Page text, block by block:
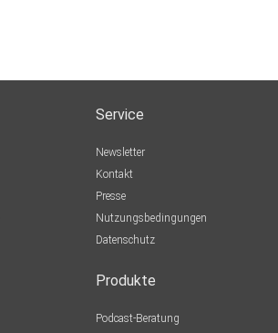
Service
Newsletter
Kontakt
Presse
Nutzungsbedingungen
Datenschutz
Produkte
Podcast-Beratung